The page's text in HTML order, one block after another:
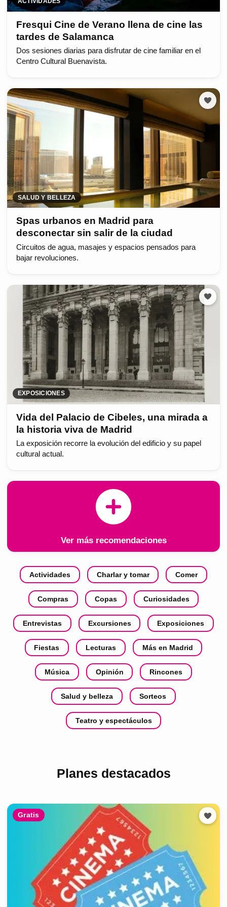
Fresqui Cine de Verano llena de cine las
tardes de Salamanca
Dos sesiones diarias para disfrutar de cine familiar en el
Centro Cultural Buenavista.
SALUD Y BELLEZA
Spas urbanos en Madrid para
desconectar sin salir de la ciudad
Circuitos de agua, masajes y espacios pensados para
bajar revoluciones.
EXPOSICIONES
Vida del Palacio de Cibeles, una mirada a
la historia viva de Madrid
La exposición recorre la evolución del edificio y su papel
cultural actual.
Ver más recomendaciones
Actividades Charlar y tomar Comer
Compras Copas Curiosidades
Entrevistas Excursiones Exposiciones
Fiestas Lecturas Más en Madrid
Música Opinión Rincones
Salud y belleza Sorteos
Teatro y espectáculos
Planes destacados
Gratis